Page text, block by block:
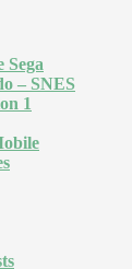
Sega
– SNES
1